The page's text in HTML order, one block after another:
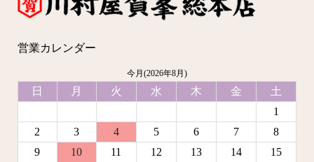
営業カレンダー
今月(2026年8月)
日 月 火 水 木 金
土
1
2
3 4 5 6 7
8
9
10 11 12 13 14
15